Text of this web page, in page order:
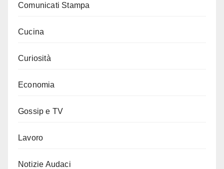
Comunicati Stampa
Cucina
Curiosità
Economia
Gossip e TV
Lavoro
Notizie Audaci